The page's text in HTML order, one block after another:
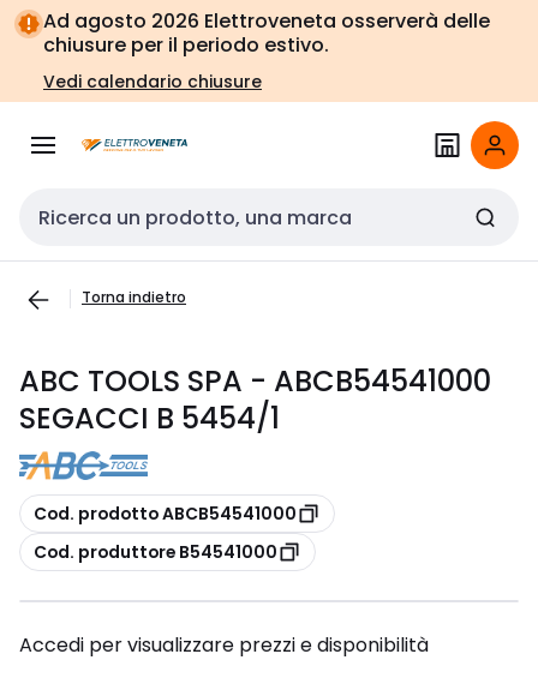
Vai alla
navigazione
Vai
alla
pagina
Ad agosto 2026 Elettroveneta osserverà delle
chiusure per il periodo estivo.
Vedi calendario chiusure
Cerca input
Torna indietro
ABC TOOLS SPA - ABCB54541000
SEGACCI B 5454/1
copia
Cod. prodotto ABCB54541000
copia
Cod. produttore B54541000
Accedi per visualizzare prezzi e disponibilità